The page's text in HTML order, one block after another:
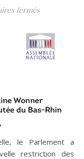
ferméssur Lettre de
le Parlement a
restriction des